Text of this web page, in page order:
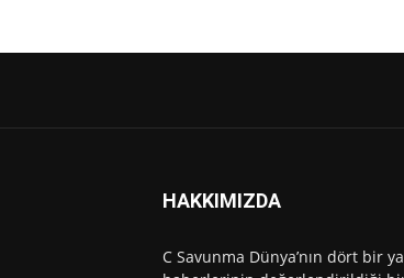
HAKKIMIZDA
C Savunma Dünya’nın dört bir